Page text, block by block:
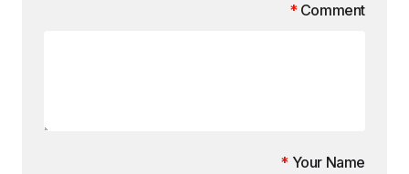
Comment
*
Your Name
*